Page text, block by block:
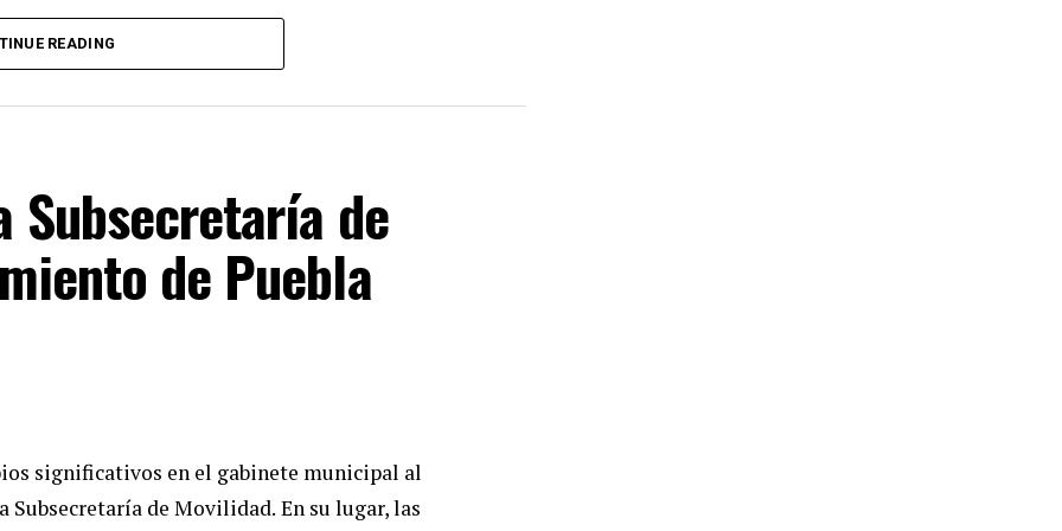
ha remarcado que se implementarán estrictas
para salvaguardar la zona natural
estatal pretende consolidar un nuevo
economía local de las comunidades aledañas.
de cerca el cumplimiento de los tiempos
y forma a las familias poblanas.
READING
Subsecretaría de
de Puebla
significativos en el gabinete municipal al
Subsecretaría de Movilidad. En su lugar, las